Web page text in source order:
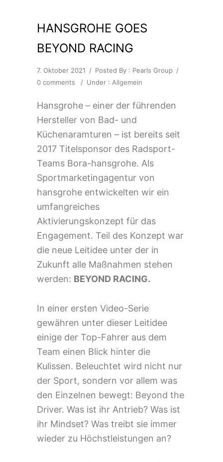
HANSGROHE GOES
BEYOND RACING
7. Oktober 2021 / Posted By : Pearls Group /
0 comments
/ Under : Allgemein
Hansgrohe – einer der führenden
Hersteller von Bad- und
Küchenaramturen – ist bereits seit
2017 Titelsponsor des Radsport-
Teams Bora-hansgrohe. Als
Sportmarketingagentur von
hansgrohe entwickelten wir ein
umfangreiches
Aktivierungskonzept für das
Engagement. Teil des Konzept war
die neue Leitidee unter der in
Zukunft alle Maßnahmen stehen
werden: BEYOND RACING.
In einer ersten Video-Serie
gewähren unter dieser Leitidee
einige der Top-Fahrer aus dem
Team einen Blick hinter die
Kulissen. Beleuchtet wird nicht nur
der Sport, sondern vor allem was
den Einzelnen bewegt: Beyond the
Driver. Was ist ihr Antrieb? Was ist
ihr Mindset? Was treibt sie immer
wieder zu Höchstleistungen an?